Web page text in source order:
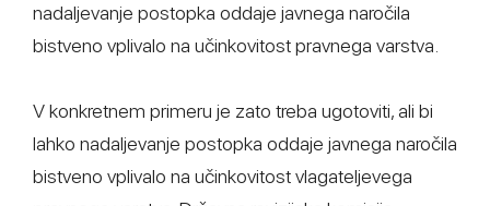
nadaljevanje postopka oddaje javnega naročila
bistveno vplivalo na učinkovitost pravnega varstva.
V konkretnem primeru je zato treba ugotoviti, ali bi
lahko nadaljevanje postopka oddaje javnega naročila
bistveno vplivalo na učinkovitost vlagateljevega